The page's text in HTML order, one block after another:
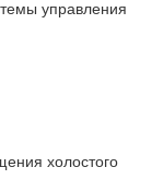
управления
холостого